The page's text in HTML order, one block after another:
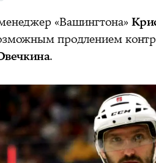
«Вашингтона»
продлением
.